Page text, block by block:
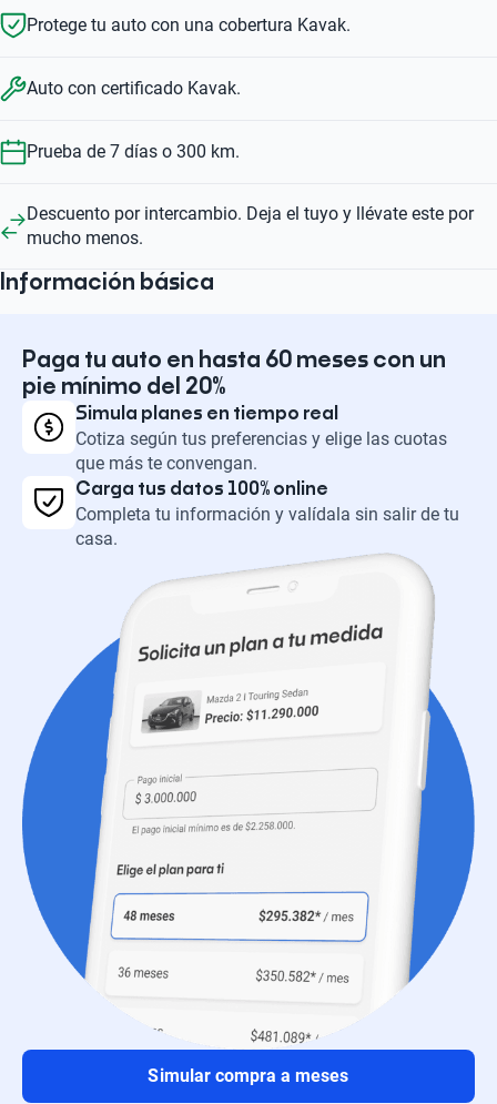
Protege tu auto con una cobertura Kavak.
Auto con certificado Kavak.
Prueba de 7 días o 300 km.
Descuento por intercambio. Deja el tuyo y llévate este por
mucho menos.
Información básica
Paga tu auto en hasta 60 meses con un
pie mínimo del 20%
Simula planes en tiempo real
Cotiza según tus preferencias y elige las cuotas
que más te convengan.
Carga tus datos 100% online
Completa tu información y valídala sin salir de tu
casa.
Simular compra a meses